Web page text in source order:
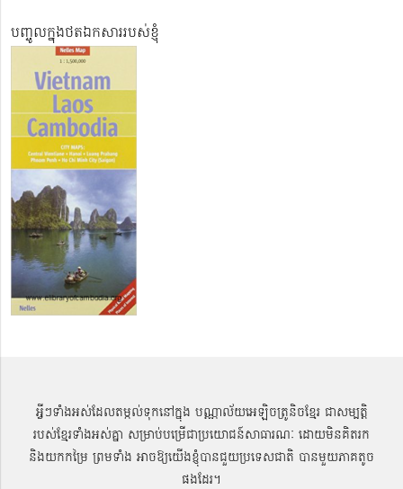
បញ្ចូលក្នុងថតឯកសាររបស់ខ្ញុំ
អ្វីៗទាំងអស់ដែលតម្កល់ទុកនៅក្នុង បណ្ណាល័យអេឡិចត្រូនិចខ្មែរ ជាសម្បតិ្ត
របស់ខ្មែរទាំងអស់គ្នា សម្រាប់បម្រើជាប្រយោជន៍សាធារណៈ ដោយមិនគិតរក
និងយកកម្រៃ ព្រមទាំង អាចឱ្យយើងខ្ញុំបានជួយប្រទេសជាតិ បានមួយភាគតូច
ផងដែរ។